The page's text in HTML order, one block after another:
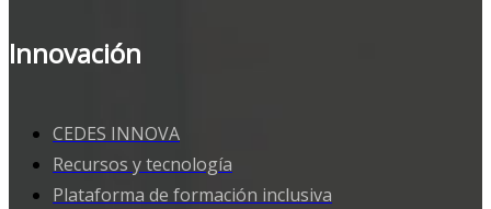
Innovación
CEDES INNOVA
Recursos y tecnología
Plataforma de formación inclusiva